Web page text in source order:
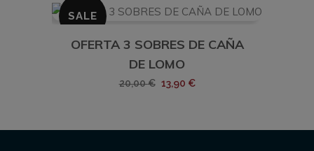
desde
hasta
SALE
OFERTA 3 SOBRES DE CAÑA
DE LOMO
20,00€ El
13,90 €El